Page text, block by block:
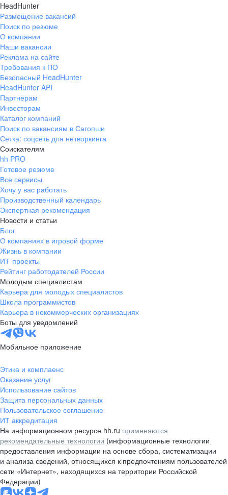
HeadHunter
Размещение вакансий
Поиск по резюме
О компании
Наши вакансии
Реклама на сайте
Требования к ПО
Безопасный HeadHunter
HeadHunter API
Партнерам
Инвесторам
Каталог компаний
Поиск по вакансиям в Сагопши
Сетка: соцсеть для нетворкинга
Соискателям
hh PRO
Готовое резюме
Все сервисы
Хочу у вас работать
Производственный календарь
Экспертная рекомендация
Новости и статьи
Блог
О компаниях в игровой форме
Жизнь в компании
ИТ-проекты
Рейтинг работодателей России
Молодым специалистам
Карьера для молодых специалистов
Школа программистов
Карьера в некоммерческих организациях
Боты для уведомлений
Мобильное приложение
Этика и комплаенс
Оказание услуг
Использование сайтов
Защита персональных данных
Пользовательское соглашение
ИТ аккредитация
На информационном ресурсе hh.ru применяются
рекомендательные технологии (информационные технологии
предоставления информации на основе сбора, систематизации
и анализа сведений, относящихся к предпочтениям пользователей
сети «Интернет», находящихся на территории Российской
Федерации)